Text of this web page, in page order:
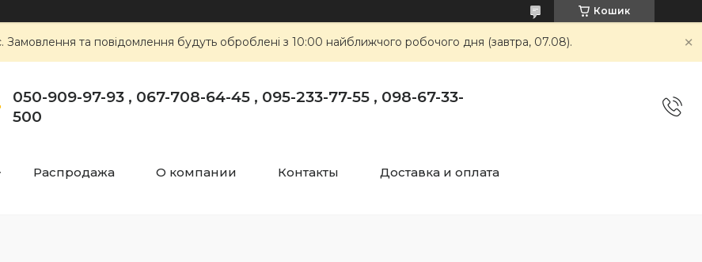
Кошик
Замовлення та повідомлення будуть оброблені з 10:00 найближчого робочого дня (завтра, 07.08).
050-909-97-93 , 067-708-64-45 , 095-233-77-55 , 098-67-33-
500
Распродажа О компании Контакты Доставка и оплата